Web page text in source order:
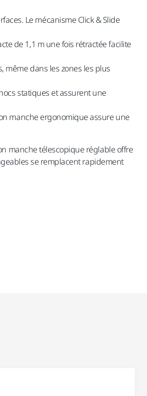
Le mécanisme Click & Slide
de 1,1 m une fois rétractée facilite
dans les zones les plus
statiques et assurent une
manche ergonomique assure une
manche télescopique réglable offre
se remplacent rapidement